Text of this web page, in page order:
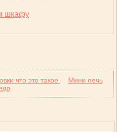
шкафу
что это такое
Мини печь